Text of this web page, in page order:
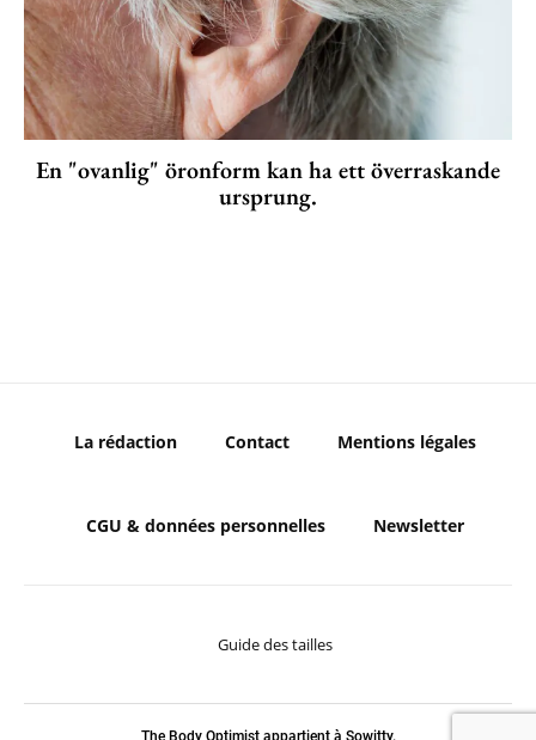
En "ovanlig" öronform kan ha ett överraskande
ursprung.
La rédaction Contact Mentions légales
CGU & données personnelles Newsletter
Guide des tailles
The Body Optimist appartient à Sowitty.